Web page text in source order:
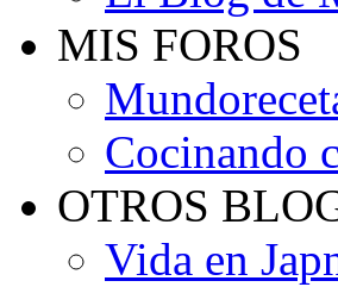
MIS FOROS
Cocinando
OTROS
Vida en